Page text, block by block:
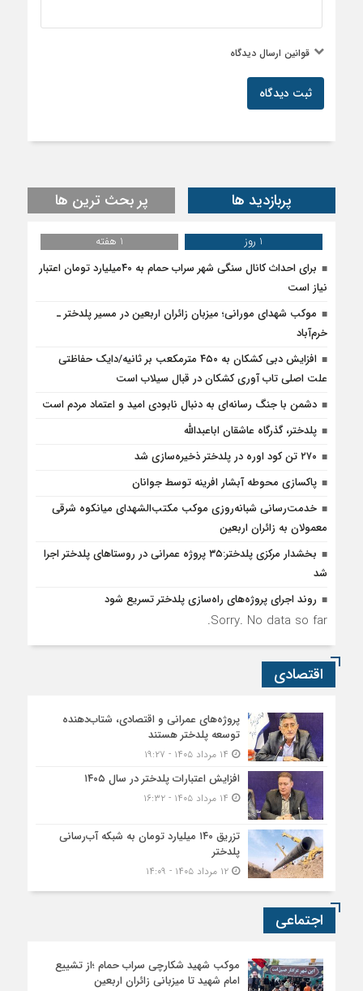
قوانین ارسال دیدگاه
ثبت دیدگاه
پربازدید ها پر بحث ترین ها
1 روز
1 هفته
برای احداث کانال سنگی شهر سراب حمام به ۴۰میلیارد تومان اعتبار
نیاز است
موکب شهدای مورانی؛ میزبان زائران اربعین در مسیر پلدختر ـ
خرم‌آباد
افزایش دبی کشکان به ۴۵۰ مترمکعب بر ثانیه/دایک حفاظتی
علت اصلی تاب آوری کشکان در قبال سیلاب است
دشمن با جنگ رسانه‌ای به دنبال نابودی امید و اعتماد مردم است
پلدختر، گذرگاه عاشقان اباعبدالله
۲۷۰ تن کود اوره در پلدختر ذخیره‌سازی شد
پاکسازی محوطه آبشار افرینه توسط جوانان
خدمت‌رسانی شبانه‌روزی موکب مکتب‌الشهدای میانکوه شرقی
معمولان به زائران اربعین
بخشدار مرکزی پلدختر:۳۵ پروژه عمرانی در روستاهای پلدختر اجرا
شد
روند اجرای پروژه‌های راه‌سازی پلدختر تسریع شود
Sorry. No data so far.
اقتصادی
پروژه‌های عمرانی و اقتصادی، شتاب‌دهنده
توسعه پلدختر هستند
افزایش اعتبارات پلدختر در سال ۱۴۰۵
تزریق ۱۴۰ میلیارد تومان به شبکه آب‌رسانی
پلدختر
۱۲ مرداد ۱۴۰۵ - ۱۴:۰۹
اجتماعی
موکب شهید شکارچی سراب حمام ؛از تشییع
امام شهید تا میزبانی زائران اربعین